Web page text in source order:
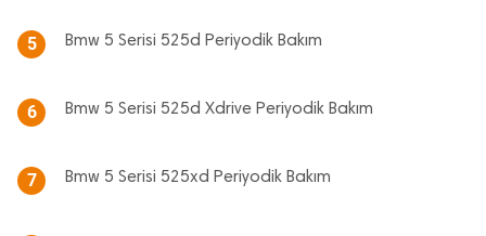
5 Bmw 5 Serisi 525d Periyodik Bakım
6 Bmw 5 Serisi 525d Xdrive Periyodik Bakım
7 Bmw 5 Serisi 525xd Periyodik Bakım